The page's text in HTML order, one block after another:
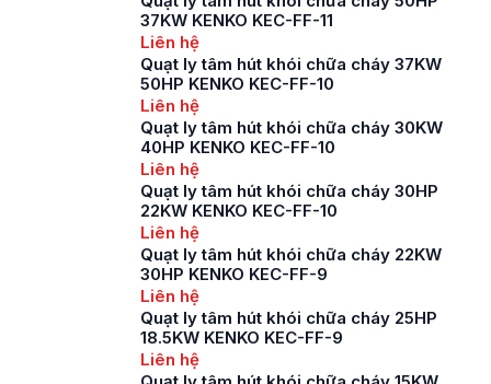
37KW KENKO KEC-FF-11
Liên hệ
Quạt ly tâm hút khói chữa cháy 37KW
50HP KENKO KEC-FF-10
Liên hệ
Quạt ly tâm hút khói chữa cháy 30KW
40HP KENKO KEC-FF-10
Liên hệ
Quạt ly tâm hút khói chữa cháy 30HP
22KW KENKO KEC-FF-10
Liên hệ
Quạt ly tâm hút khói chữa cháy 22KW
30HP KENKO KEC-FF-9
Liên hệ
Quạt ly tâm hút khói chữa cháy 25HP
18.5KW KENKO KEC-FF-9
Liên hệ